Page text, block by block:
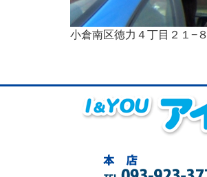
小倉南区徳力４丁目２１−８